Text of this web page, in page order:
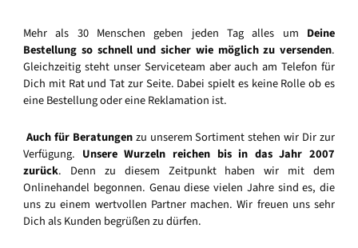
Mehr als 30 Menschen geben jeden Tag alles um Deine
Bestellung so schnell und sicher wie möglich zu versenden.
Gleichzeitig steht unser Serviceteam aber auch am Telefon für
Dich mit Rat und Tat zur Seite. Dabei spielt es keine Rolle ob es
eine Bestellung oder eine Reklamation ist.
Auch für Beratungenzu unserem Sortiment stehen wir Dir zur
Verfügung. Unsere Wurzeln reichen bis in das Jahr 2007
zurück. Denn zu diesem Zeitpunkt haben wir mit dem
Onlinehandel begonnen. Genau diese vielen Jahre sind es, die
uns zu einem wertvollen Partner machen. Wir freuen uns sehr
Dich als Kunden begrüßen zu dürfen.